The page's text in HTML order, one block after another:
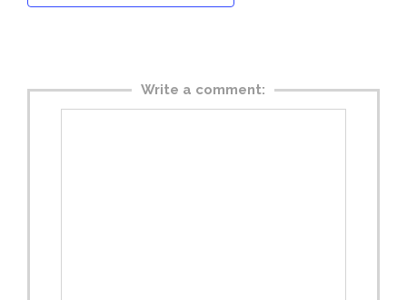
Write a comment: